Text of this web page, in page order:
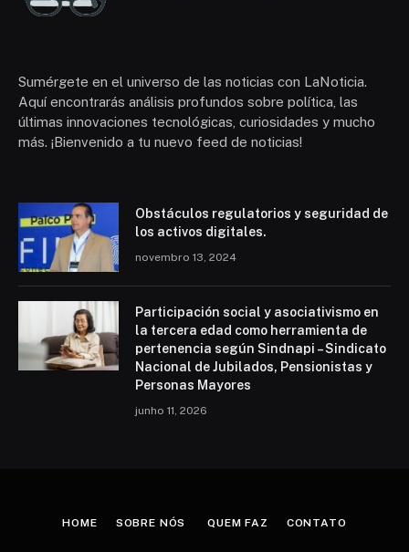
Sumérgete en el universo de las noticias con LaNoticia.
Aquí encontrarás análisis profundos sobre política, las
últimas innovaciones tecnológicas, curiosidades y mucho
más. ¡Bienvenido a tu nuevo feed de noticias!
Obstáculos regulatorios y seguridad de
los activos digitales.
novembro 13, 2024
Participación social y asociativismo en
la tercera edad como herramienta de
pertenencia según Sindnapi – Sindicato
Nacional de Jubilados, Pensionistas y
Personas Mayores
junho 11, 2026
HOME SOBRE NÓS QUEM FAZ CONTATO